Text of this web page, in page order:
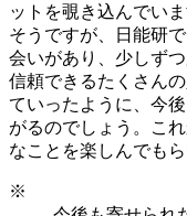
ットを覗き込んでい
そうですが、日能研
会いがあり、少しず
信頼できるたくさん
ていったように、今
がるのでしょう。こ
なことを楽しんでも
※